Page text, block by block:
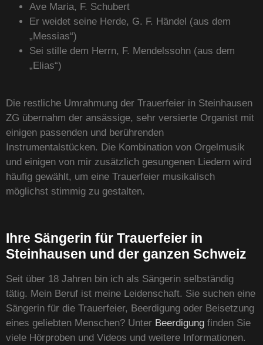
Ave Maria, F. Schubert
Er weidet seine Herde, G. F. Händel (aus dem
„Messias“)
Sei stille dem Herrn, F. Mendelssohn (aus dem
„Elias“)
Die restliche Umrahmung der Trauerfeier in Steinhausen
ZG übernahm der ansässige, sehr versierte Organist mit
einigen passenden und berührenden
Instrumentalstücken. Die Kombination von Orgelmusik
und einigen von mir zusätzlich gesungenen Liedern wird
häufig gewählt, um eine Trauerfeier musikalisch
möglichst stimmig zu gestalten.
Ihre Sängerin für Trauerfeier in
Steinhausen und der ganzen Schweiz
Seit über 18 Jahren bin ich als Sängerin selbständig
tätig. Mein Beruf ist meine Leidenschaft. Sie suchen eine
Sängerin für die Trauerfeier, Beerdigung oder Beisetzung
eines geliebten Menschen? Unter Beerdigung finden Sie
viele Hörproben und Videos und weitere Informationen.